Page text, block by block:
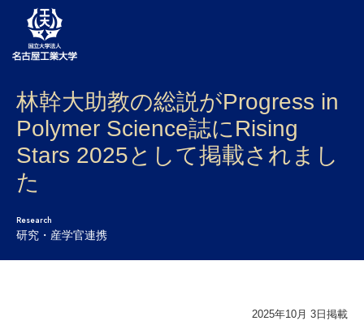
大学案内
学部・大学院・センター
入試
研究・産学官連携
林幹大助教の総説がProgress in
Polymer Science誌にRising
Stars 2025として掲載されまし
た
Research
研究・産学官連携
2025年10月 3日掲載